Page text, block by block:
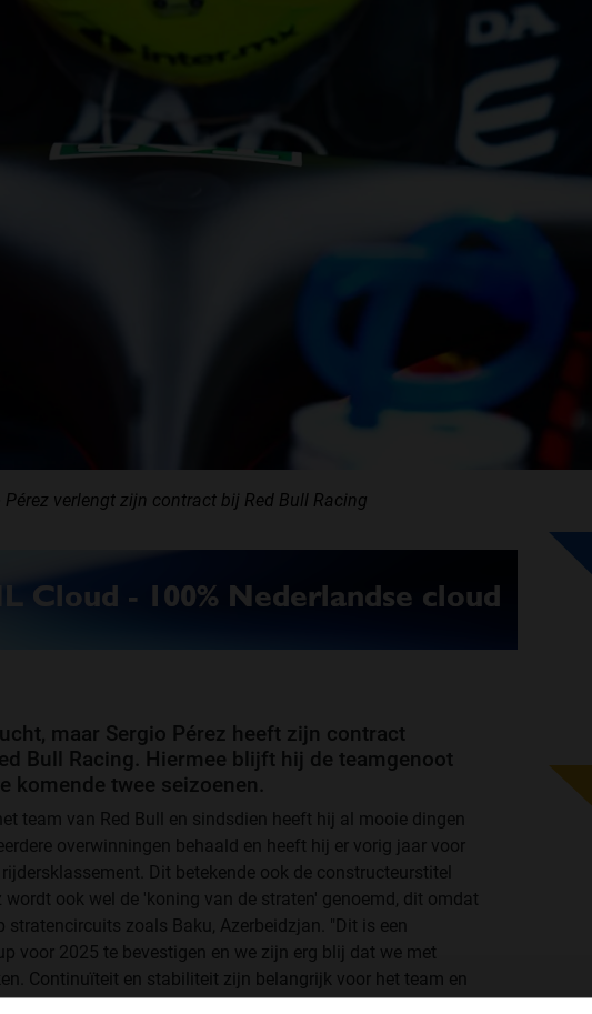
Pérez verlengt zijn contract bij Red Bull Racing
maar Sergio Pérez heeft zijn contract
Bull Racing. Hiermee blijft hij de teamgenoot
komende twee seizoenen.
team van Red Bull en sindsdien heeft hij al mooie dingen
overwinningen behaald en heeft hij er vorig jaar voor
Dit betekende ook de constructeurstitel
wordt ook wel de 'koning van de straten' genoemd, dit omdat
zoals Baku, Azerbeidzjan. "Dit is een
voor 2025 te bevestigen en we zijn erg blij dat we met
Continuïteit en stabiliteit zijn belangrijk voor het team en
en robuuste samenwerking", aldus teambaas en CEO